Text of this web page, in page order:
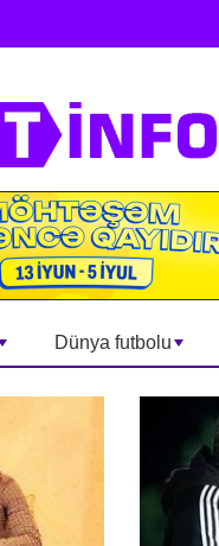
Dünya futbolu